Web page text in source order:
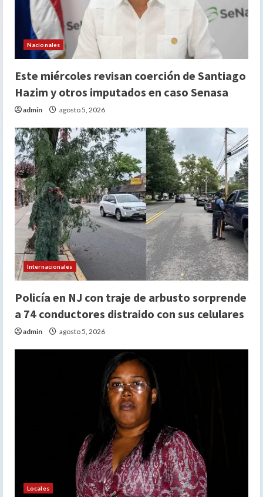
Nacionales
Este miércoles revisan coerción de Santiago
Hazim y otros imputados en caso Senasa
admin agosto 5, 2026
Internacionales
Policía en NJ con traje de arbusto sorprende
a 74 conductores distraido con sus celulares
admin agosto 5, 2026
Locales